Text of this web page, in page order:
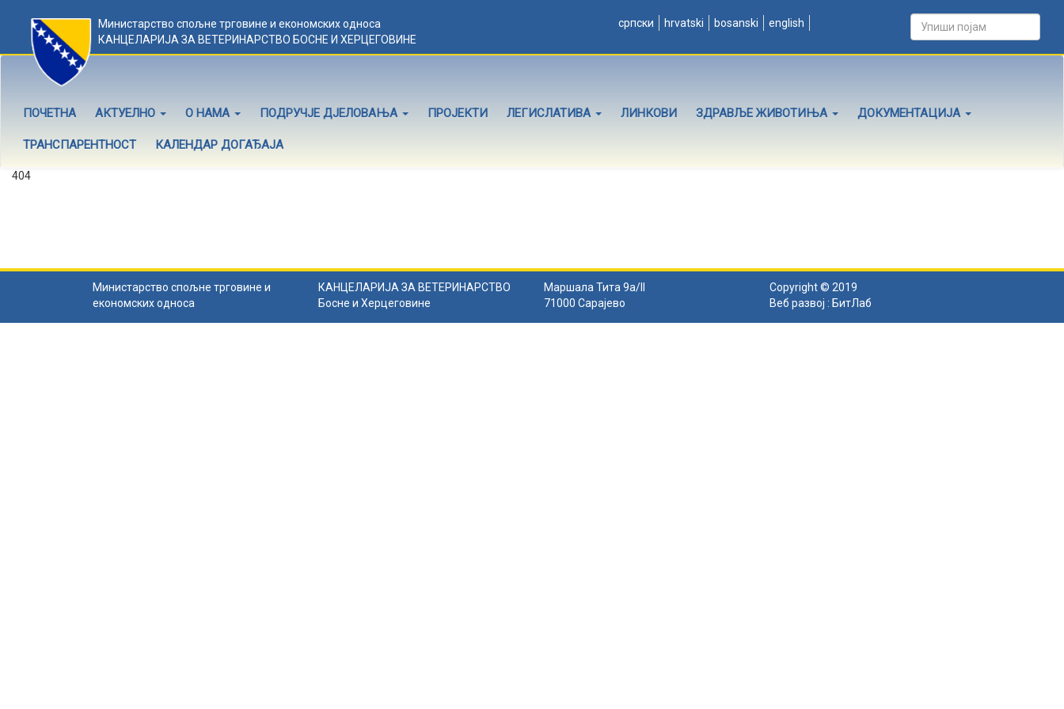
Министарство спољне трговине и економских односа
КАНЦЕЛАРИЈА ЗА ВЕТЕРИНАРСТВО БОСНЕ И ХЕРЦЕГОВИНЕ
српски hrvatski bosanski english
ПОЧЕТНА АКТУЕЛНО О НАМА ПОДРУЧЈЕ ДЈЕЛОВАЊА ПРОЈЕКТИ ЛЕГИСЛАТИВА ЛИНКОВИ ЗДРАВЉЕ ЖИВОТИЊА ДОКУМЕНТАЦИЈА
ТРАНСПАРЕНТНОСТ КАЛЕНДАР ДОГАЂАЈА
404
Министарство спољне трговине и
економских односа
КАНЦЕЛАРИЈА ЗА ВЕТЕРИНАРСТВО
Босне и Херцеговине
Маршала Тита 9а/II
71000 Сарајево
Copyright © 2019
Веб развој : БитЛаб